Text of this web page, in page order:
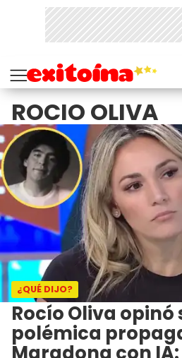
ROCIO OLIVA
¿QUÉ DIJO?
Rocío Oliva opinó
polémica